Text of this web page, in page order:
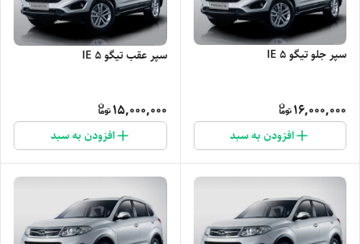
سپر جلو تیگو 5 IE
16,000,000
افزودن به سبد
سپر عقب تیگو 5 IE
15,000,000
افزودن به سبد